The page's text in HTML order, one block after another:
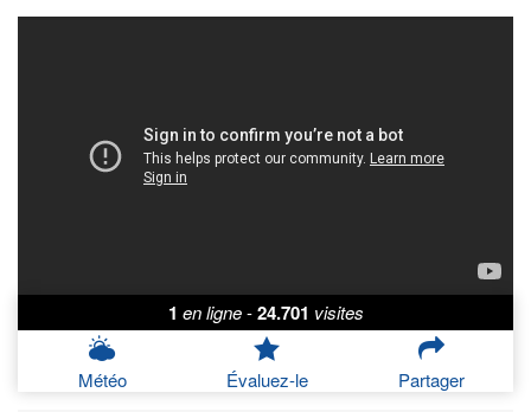
1 en ligne - 24.701 visites
Météo Évaluez-le Partager